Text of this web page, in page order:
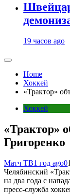
19 часов ago
Home
Хоккей
«Трактор»
Хоккей
«Трактор»
Григоренко
Матч ТВ1 год ago0
Челябинский
на два года с
пресс‑служба